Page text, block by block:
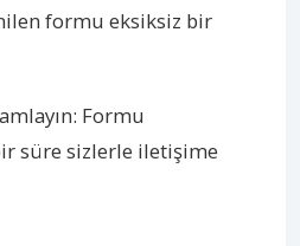
formu eksiksiz bir
Formu
süre sizlerle iletişime